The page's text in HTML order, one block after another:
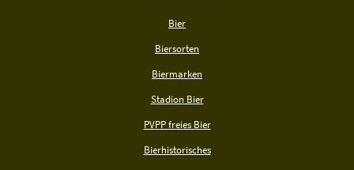
Bier
Biersorten
Biermarken
Stadion Bier
PVPP freies Bier
Bierhistorisches